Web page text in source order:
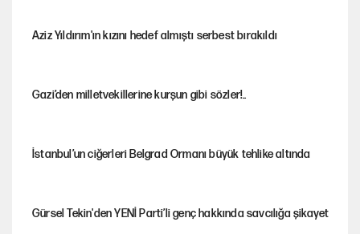
Aziz Yıldırım'ın kızını hedef almıştı serbest bırakıldı
Gazi’den milletvekillerine kurşun gibi sözler!..
İstanbul’un ciğerleri Belgrad Ormanı büyük tehlike altında
Gürsel Tekin'den YENİ Parti’li genç hakkında savcılığa şikayet